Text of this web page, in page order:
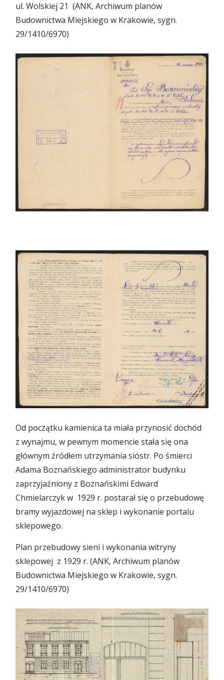
ul. Wolskiej 21 (ANK, Archiwum planów
Budownictwa Miejskiego w Krakowie, sygn.
29/1410/6970)
Od początku kamienica ta miała przynosić dochód
z wynajmu, w pewnym momencie stała się ona
głównym źródłem utrzymania sióstr. Po śmierci
Adama Boznańskiego administrator budynku
zaprzyjaźniony z Boznańskimi Edward
Chmielarczyk w 1929 r. postarał się o przebudowę
bramy wyjazdowej na sklep i wykonanie portalu
sklepowego.
Plan przebudowy sieni i wykonania witryny
sklepowej z 1929 r. (ANK, Archiwum planów
Budownictwa Miejskiego w Krakowie, sygn.
29/1410/6970)